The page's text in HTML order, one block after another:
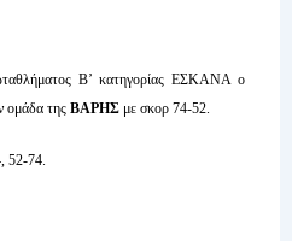
Β’ κατηγορίας ΕΣΚΑΝΑ ο
ομάδα τηςΒΑΡΗΣ με σκορ 74-52.
52-74.